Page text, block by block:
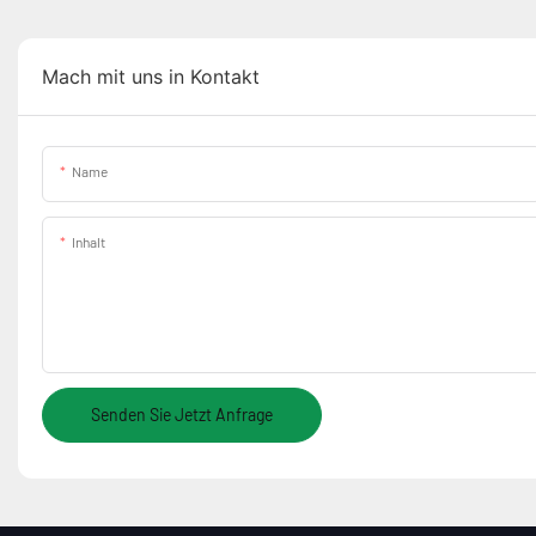
Mach mit uns in Kontakt
Name
Inhalt
Senden Sie Jetzt Anfrage